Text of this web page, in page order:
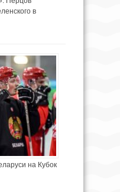
в
на Кубок